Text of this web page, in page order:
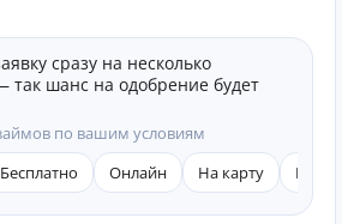
сразу на несколько
так шанс на одобрение будет
по вашим условиям
Бесплатно Онлайн На карту